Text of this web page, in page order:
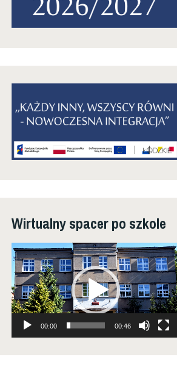
Wirtualny spacer po szkole
Odtwarzacz
video
00:00 00:46